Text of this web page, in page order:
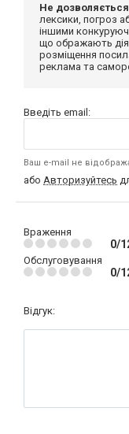
Не
лексики, погроз
іншими
що ображають
розміщення
реклама та
Введіть email:
Ваш e-mail не
або Авторизуйтесь
Враження
0/
Обслуговування
0/
Відгук: